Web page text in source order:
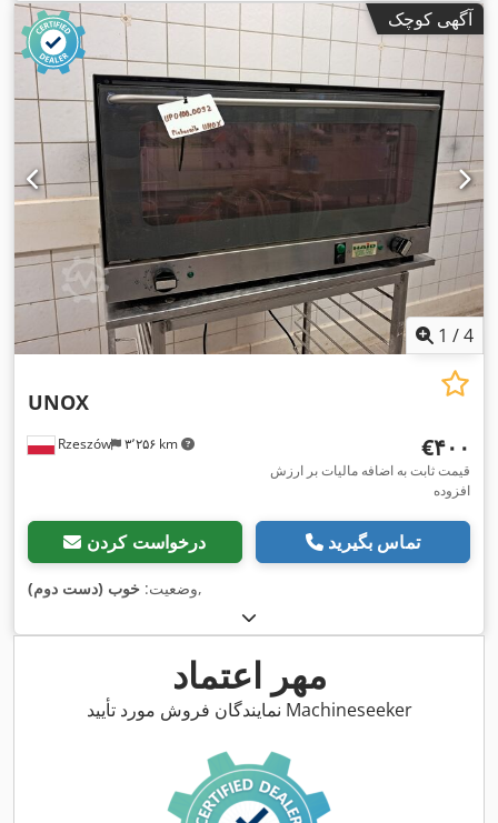
آگهی کوچک
1 /4
Rzeszów ۳٬۲۵۶ km
UNOX
‎€۴۰۰
قیمت ثابت به اضافه مالیات بر ارزش
افزوده
درخواست کردن تماس بگیرید
وضعیت: خوب (دست دوم) ,
مهر اعتماد
نمایندگان فروش مورد تأیید Machineseeker